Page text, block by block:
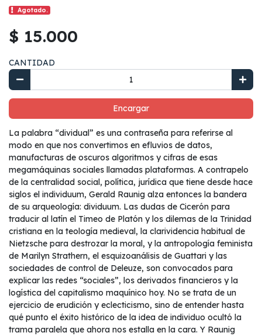
Agotado.
$ 15.000
CANTIDAD
Encargar
La palabra “dividual” es una contraseña para referirse al
modo en que nos convertimos en efluvios de datos,
manufacturas de oscuros algoritmos y cifras de esas
megamáquinas sociales llamadas plataformas. A contrapelo
de la centralidad social, política, jurídica que tiene desde hace
siglos el individuum, Gerald Raunig alza entonces la bandera
de su arqueología: dividuum. Las dudas de Cicerón para
traducir al latín el Timeo de Platón y los dilemas de la Trinidad
cristiana en la teología medieval, la clarividencia habitual de
Nietzsche para destrozar la moral, y la antropología feminista
de Marilyn Strathern, el esquizoanálisis de Guattari y las
sociedades de control de Deleuze, son convocados para
explicar las redes “sociales”, los derivados financieros y la
logística del capitalismo maquínico hoy. No se trata de un
ejercicio de erudición y eclecticismo, sino de entender hasta
qué punto el éxito histórico de la idea de individuo ocultó la
trama paralela que ahora nos estalla en la cara. Y Raunig